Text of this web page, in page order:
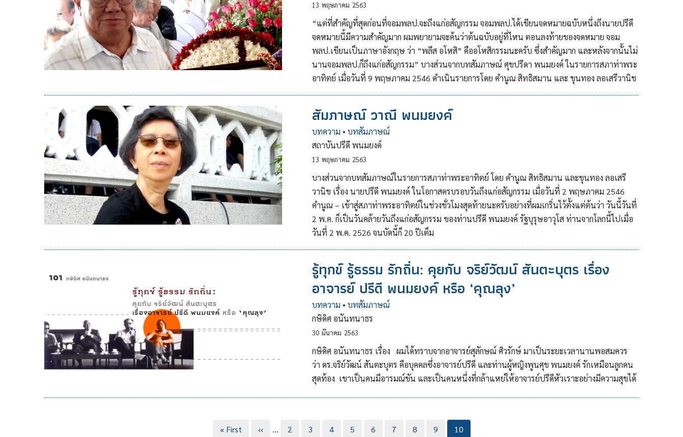
13 พฤษภาคม 2563
“แต่ที่สำคัญที่สุดก่อนที่จอมพลป.จะถึงแก่อสัญกรรม จอมพลป.ได้เขียนจดหมายฉบับหนึ่งถึงนายปรีดี
จดหมายนี้มีความสำคัญมาก ผมพยายามจะค้นว่าต้นฉบับอยู่ที่ไหน ตอนลงท้ายของจดหมาย จอม
พลป.เขียนเป็นภาษาอังกฤษ ว่า “พลีส อโหสิ” คืออโหสิกรรมนะครับ ซึ่งสำคัญมาก และหลังจากนั้นไม่
นานจอมพลป.ก็ถึงแก่อสัญกรรม” บางส่วนจากบทสัมภาษณ์ ศุขปรีดา พนมยงค์ ในรายการสภาท่าพระ
อาทิตย์ เมื่อวันที่ 9 พฤษภาคม 2546 ดำเนินรายการโดย คำนูณ สิทธิสมาน และ ขุนทอง ลอเสรีวานิช
สัมภาษณ์ วาณี พนมยงค์
บทความ • บทสัมภาษณ์
สถาบันปรีดี พนมยงค์
13 พฤษภาคม 2563
บางส่วนจากบทสัมภาษณ์ในรายการสภาท่าพระอาทิตย์ โดย คำนูณ สิทธิสมาน และขุนทอง ลอเสรี
วานิช เรื่อง นายปรีดี พนมยงค์ ในโอกาสครบรอบวันถึงแก่อสัญกรรม เมื่อวันที่ 2 พฤษภาคม 2546
คำนูณ – เข้าสู่สภาท่าพระอาทิตย์ในช่วงชั่วโมงสุดท้ายนะครับอย่างที่ผมเกริ่นไว้ตั้งแต่ต้นว่า วันนี้วันที่
2 พ.ค. ก็เป็นวันคล้ายวันถึงแก่อสัญกรรม ของท่านปรีดี พนมยงค์ รัฐบุรุษอาวุโส ท่านจากโลกนี้ไปเมื่อ
วันที่ 2 พ.ค. 2526 จนบัดนี้ก็ 20 ปีเต็ม
รู้ทุกข์ รู้ธรรม รักถิ่น: คุยกับ จริย์วัฒน์ สันตะบุตร เรื่อง
อาจารย์ ปรีดี พนมยงค์ หรือ ‘คุณลุง’
บทความ • บทสัมภาษณ์
กษิดิศ อนันทนาธร
30 มีนาคม 2563
กษิดิศ อนันทนาธร เรื่อง ผมได้ทราบจากอาจารย์สุลักษณ์ ศิวรักษ์ มาเป็นระยะเวลานานพอสมควร
ว่า ดร.จริย์วัฒน์ สันตะบุตร คือบุคคลซึ่งอาจารย์ปรีดี และท่านผู้หญิงพูนศุข พนมยงค์ รักเหมือนลูกคน
สุดท้อง เขาเป็นคนมีอารมณ์ขัน และเป็นคนหนึ่งที่กล้าแหย่ให้อาจารย์ปรีดีหัวเราะอย่างมีความสุขได้
หน้า
« First หน้า
‹‹ … Page
2 Page
3 Page
4 Page
5 Page
6 Page
7 Page
8 Page
9 Current
10